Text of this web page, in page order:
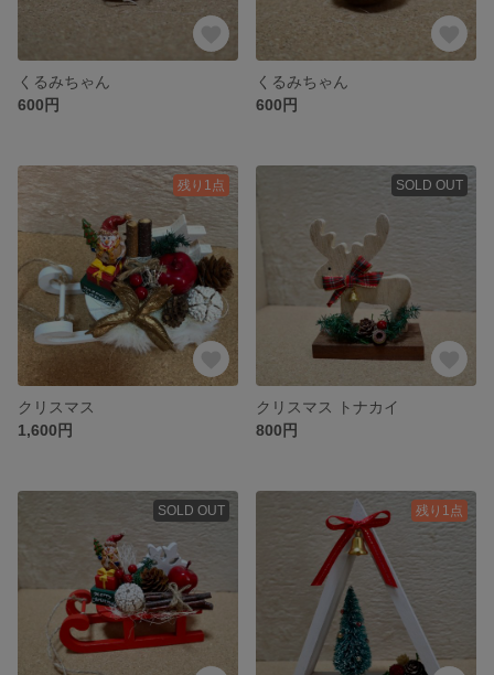
くるみちゃん
600円
くるみちゃん
600円
残り1点
クリスマス
1,600円
SOLD OUT
クリスマス トナカイ
800円
SOLD OUT 残り1点